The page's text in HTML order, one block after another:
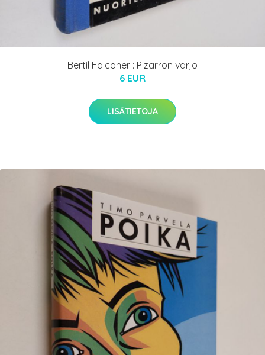
Bertil Falconer : Pizarron varjo
6 EUR
LISÄTIETOJA